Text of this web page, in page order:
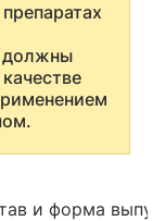
должны
и форма